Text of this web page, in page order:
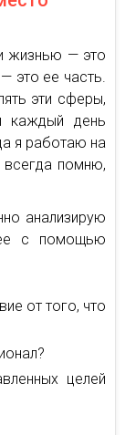
жизнью — это
это ее часть.
эти сферы,
каждый день
я работаю на
помню,
анализирую
с помощью
от того, что
целей